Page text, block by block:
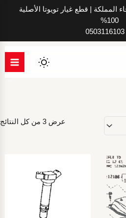
| قطع غيار تويوتا الأصلية
100%
عرض ⁦3⁩ من كل النتائج